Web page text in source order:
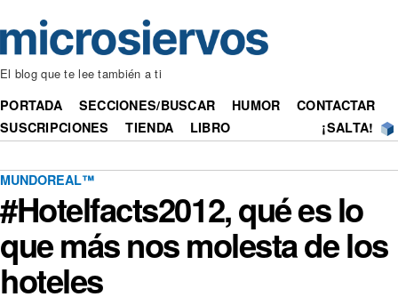
El blog que te lee también a ti
PORTADA SECCIONES/BUSCAR HUMOR
CONTACTAR
SUSCRIPCIONES
TIENDA LIBRO ¡SALTA!
MUNDOREAL™
#Hotelfacts2012, qué es lo
que más nos molesta de los
hoteles